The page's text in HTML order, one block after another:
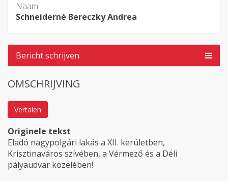
Naam:
Schneiderné Bereczky Andrea
Bericht schrijven
OMSCHRIJVING
Vertalen
Originele tekst
Eladó nagypolgári lakás a XII. kerületben,
Krisztinaváros szívében, a Vérmező és a Déli
pályaudvar közelében!